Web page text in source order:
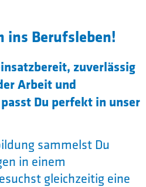
ins Berufsleben!
zuverlässig
Arbeit und
Du perfekt in unser
sammelst Du
in einem
gleichzeitig eine